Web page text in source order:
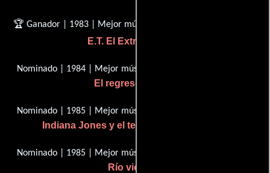
🏆 Ganador | 1983 | Mejor música, Puntuación original
E.T. El ExtraTerrestre
Nominado | 1984 | Mejor música, Puntuación original
El regreso del jedi
Nominado | 1985 | Mejor música, Puntuación original
Indiana Jones y el templo de la perdición
Nominado | 1985 | Mejor música, Puntuación original
Río violento